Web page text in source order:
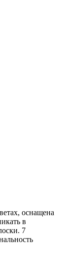
оснащена
в
7